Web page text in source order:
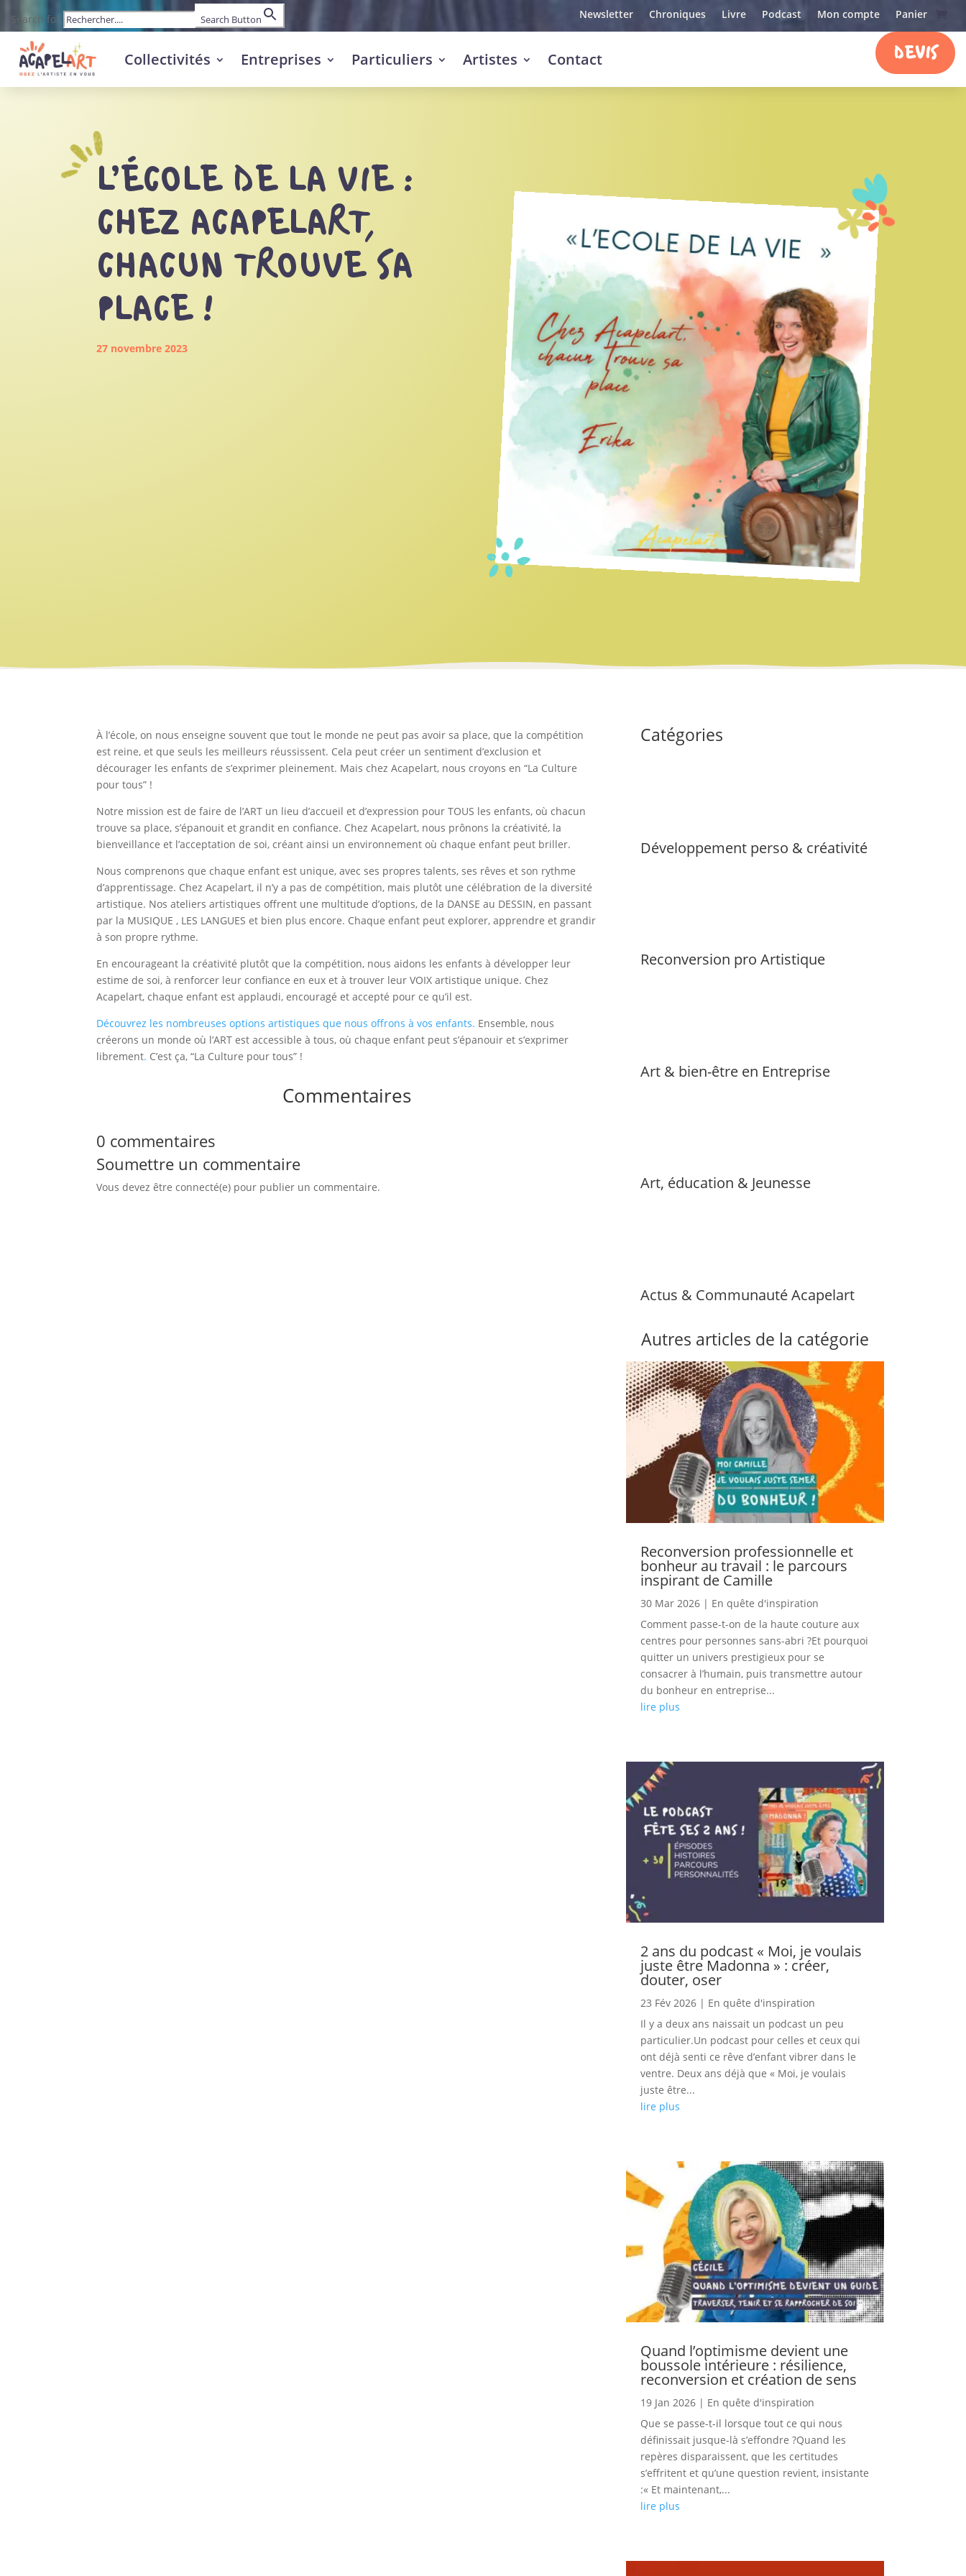
Search for: Search Button Newsletter Chroniques Livre Podcast Mon compte Panier
Collectivités Entreprises Particuliers Artistes Contact DEVIS
L’ÉCOLE DE LA VIE :
CHEZ ACAPELART,
CHACUN TROUVE SA
PLACE !
27 novembre 2023
À l’école, on nous enseigne souvent que tout le monde ne peut pas avoir sa place, que la compétition
est reine, et que seuls les meilleurs réussissent. Cela peut créer un sentiment d’exclusion et
décourager les enfants de s’exprimer pleinement. Mais chez Acapelart, nous croyons en “La Culture
pour tous” !
Notre mission est de faire de l’ART un lieu d’accueil et d’expression pour TOUS les enfants, où chacun
trouve sa place, s’épanouit et grandit en confiance. Chez Acapelart, nous prônons la créativité, la
bienveillance et l’acceptation de soi, créant ainsi un environnement où chaque enfant peut briller.
Nous comprenons que chaque enfant est unique, avec ses propres talents, ses rêves et son rythme
d’apprentissage. Chez Acapelart, il n’y a pas de compétition, mais plutôt une célébration de la diversité
artistique. Nos ateliers artistiques offrent une multitude d’options, de la DANSE au DESSIN, en passant
par la MUSIQUE , LES LANGUES et bien plus encore. Chaque enfant peut explorer, apprendre et grandir
à son propre rythme.
En encourageant la créativité plutôt que la compétition, nous aidons les enfants à développer leur
estime de soi, à renforcer leur confiance en eux et à trouver leur VOIX artistique unique. Chez
Acapelart, chaque enfant est applaudi, encouragé et accepté pour ce qu’il est.
Découvrez les nombreuses options artistiques que nous offrons à vos enfants. Ensemble, nous
créerons un monde où l’ART est accessible à tous, où chaque enfant peut s’épanouir et s’exprimer
librement. C’est ça, “La Culture pour tous” !
Commentaires
0 commentaires
Soumettre un commentaire
Vous devez être connecté(e) pour publier un commentaire.
Catégories
Développement perso & créativité
Reconversion pro Artistique
Art & bien-être en Entreprise
Art, éducation & Jeunesse
Actus & Communauté Acapelart
Autres articles de la catégorie
Reconversion professionnelle et
bonheur au travail : le parcours
inspirant de Camille
30 Mar 2026| En quête d'inspiration
Comment passe-t-on de la haute couture aux
centres pour personnes sans-abri ?Et pourquoi
quitter un univers prestigieux pour se
consacrer à l’humain, puis transmettre autour
du bonheur en entreprise...
lire plus
2 ans du podcast « Moi, je voulais
juste être Madonna » : créer,
douter, oser
23 Fév 2026| En quête d'inspiration
Il y a deux ans naissait un podcast un peu
particulier.Un podcast pour celles et ceux qui
ont déjà senti ce rêve d’enfant vibrer dans le
ventre. Deux ans déjà que « Moi, je voulais
juste être...
lire plus
Quand l’optimisme devient une
boussole intérieure : résilience,
reconversion et création de sens
19 Jan 2026| En quête d'inspiration
Que se passe-t-il lorsque tout ce qui nous
définissait jusque-là s’effondre ?Quand les
repères disparaissent, que les certitudes
s’effritent et qu’une question revient, insistante
:« Et maintenant,...
lire plus